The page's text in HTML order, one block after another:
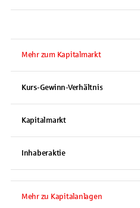
Mehr zum Kapitalmarkt
Kurs-Gewinn-Verhältnis
Kapitalmarkt
Inhaberaktie
Mehr zu Kapitalanlagen